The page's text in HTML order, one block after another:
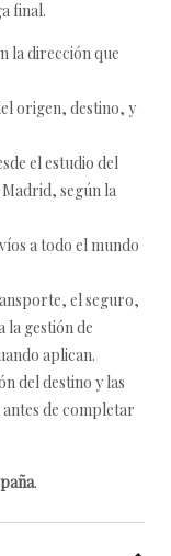
final.
la dirección que
origen, destino, y
el estudio del
según la
a todo el mundo
el seguro,
la gestión de
aplican.
del destino y las
de completar
.